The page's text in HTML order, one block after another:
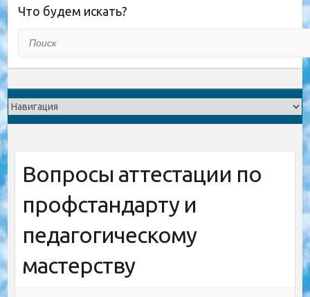
Что будем искать?
Вопросы аттестации по
профстандарту и
педагогическому
мастерству